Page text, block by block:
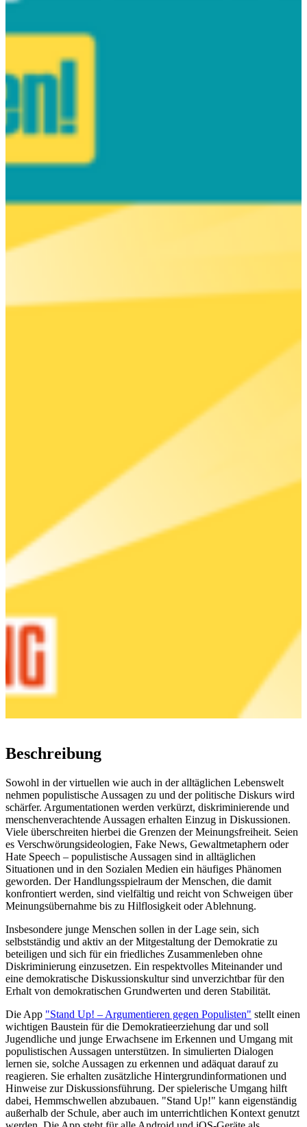
Berufs- & Arbeitswelt
Besondere Förderung
Fächerübergreifend
Geschichte & Politik
Mediennutzung & Medienkompetenz
MINT
Schulentwicklung und Organisation
Schulrecht
Sprache & Literatur
Beschreibung
Sowohl in der virtuellen wie auch in der alltäglichen Lebenswelt
nehmen populistische Aussagen zu und der politische Diskurs wird
schärfer. Argumentationen werden verkürzt, diskriminierende und
menschenverachtende Aussagen erhalten Einzug in Diskussionen.
Viele überschreiten hierbei die Grenzen der Meinungsfreiheit. Seien
es Verschwörungsideologien, Fake News, Gewaltmetaphern oder
Hate Speech – populistische Aussagen sind in alltäglichen
Situationen und in den Sozialen Medien ein häufiges Phänomen
geworden. Der Handlungsspielraum der Menschen, die damit
konfrontiert werden, sind vielfältig und reicht von Schweigen über
Meinungsübernahme bis zu Hilflosigkeit oder Ablehnung.
Insbesondere junge Menschen sollen in der Lage sein, sich
selbstständig und aktiv an der Mitgestaltung der Demokratie zu
beteiligen und sich für ein friedliches Zusammenleben ohne
Diskriminierung einzusetzen. Ein respektvolles Miteinander und
eine demokratische Diskussionskultur sind unverzichtbar für den
Erhalt von demokratischen Grundwerten und deren Stabilität.
Die App "Stand Up! – Argumentieren gegen Populisten" stellt einen
wichtigen Baustein für die Demokratieerziehung dar und soll
Jugendliche und junge Erwachsene im Erkennen und Umgang mit
populistischen Aussagen unterstützen. In simulierten Dialogen
lernen sie, solche Aussagen zu erkennen und adäquat darauf zu
reagieren. Sie erhalten zusätzliche Hintergrundinformationen und
Hinweise zur Diskussionsführung. Der spielerische Umgang hilft
dabei, Hemmschwellen abzubauen. "Stand Up!" kann eigenständig
außerhalb der Schule, aber auch im unterrichtlichen Kontext genutzt